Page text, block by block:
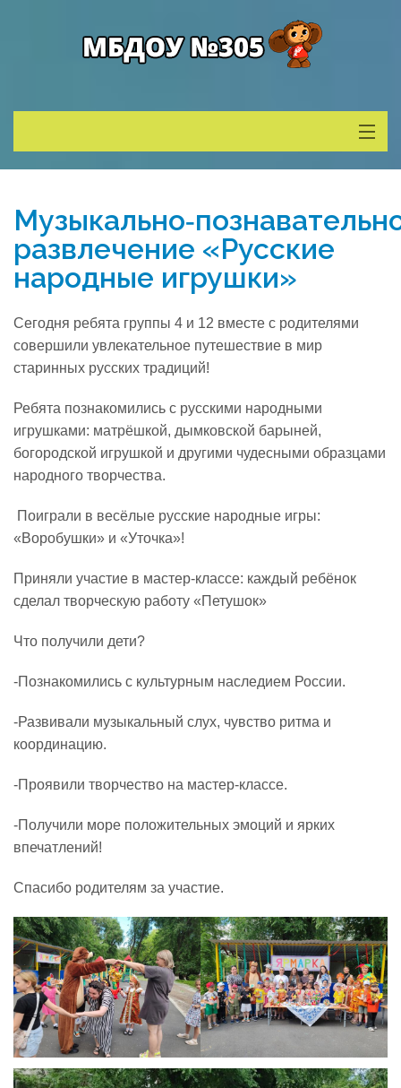
Деятельность
Родителям
Учитель года
Реализация соц заказа
развлечение «Русские
народные игрушки»
Сегодня ребята группы 4 и 12 вместе с родителями
совершили увлекательное путешествие в мир
старинных русских традиций!
Ребята познакомились с русскими народными
игрушками: матрёшкой, дымковской барыней,
богородской игрушкой и другими чудесными образцами
народного творчества.
Поиграли в весёлые русские народные игры:
«Воробушки» и «Уточка»!
Приняли участие в мастер‑классе: каждый ребёнок
сделал творческую работу «Петушок»
Что получили дети?
-Познакомились с культурным наследием России.
-Развивали музыкальный слух, чувство ритма и
координацию.
-Проявили творчество на мастер‑классе.
-Получили море положительных эмоций и ярких
впечатлений!
Спасибо родителям за участие.